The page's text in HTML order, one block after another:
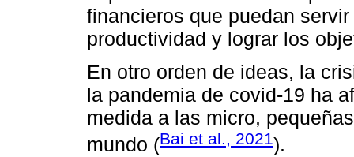
financieros que puedan
productividad y lograr los
En otro orden de ideas, la
la pandemia de covid-19 ha
medida a las micro,
mundo (Bai et al., 2021).